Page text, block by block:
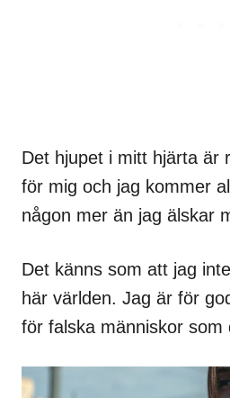
Det hjupet i mitt hjärta är
för mig och jag kommer
någon mer än jag älskar
Det känns som att jag
här världen. Jag är för
för falska människor som